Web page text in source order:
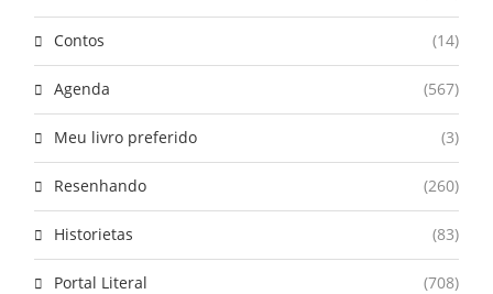
Contos (14)
Agenda (567)
Meu livro preferido (3)
Resenhando (260)
Historietas (83)
Portal Literal (708)